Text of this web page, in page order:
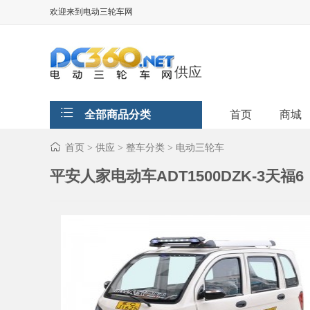
欢迎来到电动三轮车网
供应
全部商品分类 首页 商城
首页 > 供应 > 整车分类 > 电动三轮车
平安人家电动车ADT1500DZK-3天福6